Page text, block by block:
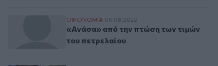
«Ανάσα» από την πτώση των τιμών του
ΟΙΚΟΝΟΜΙΑ 06.08.2022
«Ανάσα» από την πτώση των τιμών
του πετρελαίου